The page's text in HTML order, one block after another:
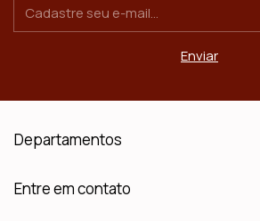
Departamentos
Entre em contato